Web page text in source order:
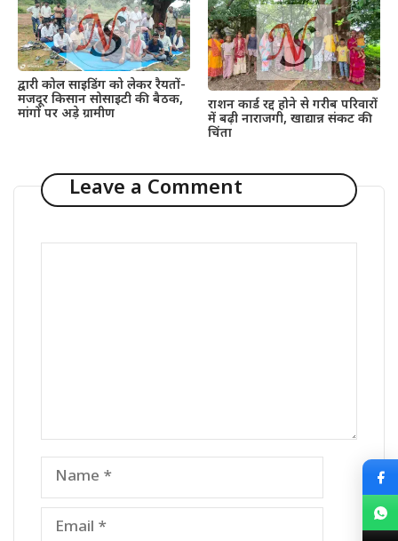
द्वारी कोल साइडिंग को लेकर रैयतों-
मजदूर किसान सोसाइटी की बैठक,
मांगों पर अड़े ग्रामीण
राशन कार्ड रद्द होने से गरीब परिवारों
में बढ़ी नाराजगी, खाद्यान्न संकट की
चिंता
Leave a Comment
Name
Email